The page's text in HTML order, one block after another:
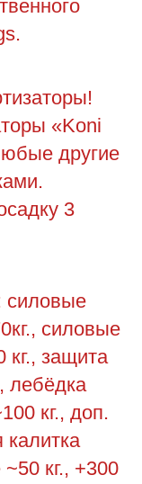
«Koni
другие
3
силовые
силовые
кг., защита
лебёдка
кг., доп.
калитка
кг., +300